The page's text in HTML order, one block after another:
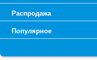
Распродажа
Популярное